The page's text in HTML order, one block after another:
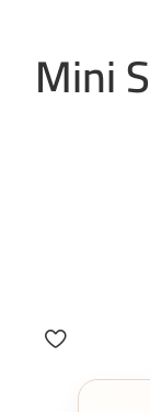
Mini